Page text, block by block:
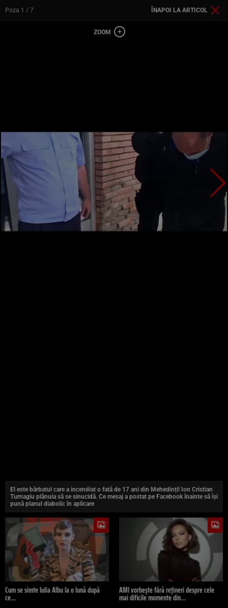
Poza 1 / 7 ÎNAPOI LA ARTICOL
El este bărbatul care a incendiat o fată de 17 ani din Mehedinți! Ion Cristian
Turnagiu plănuia să se sinucidă. Ce mesaj a postat pe Facebook înainte să își
pună planul diabolic în aplicare
Cum se simte Iulia Albu la o lună după
ce…
AMI vorbește fără rețineri despre cele
mai dificile momente din…